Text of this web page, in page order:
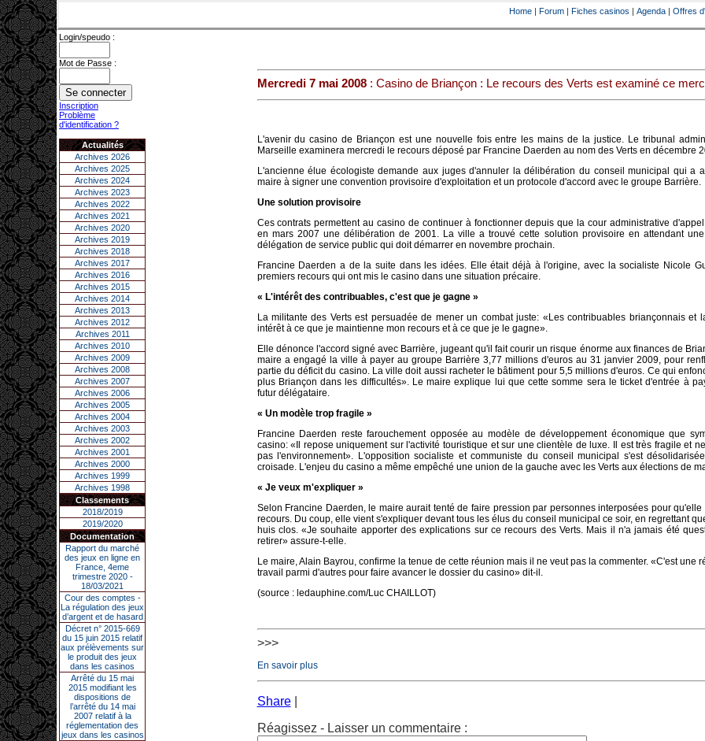
Home | Forum | Fiches casinos | Agenda | Offres
Login/speudo :
Mot de Passe :
Inscription
Problème
d'identification ?
Actualités
Archives 2026
Archives 2025
Archives 2024
Archives 2023
Archives 2022
Archives 2021
Archives 2020
Archives 2019
Archives 2018
Archives 2017
Archives 2016
Archives 2015
Archives 2014
Archives 2013
Archives 2012
Archives 2011
Archives 2010
Archives 2009
Archives 2008
Archives 2007
Archives 2006
Archives 2005
Archives 2004
Archives 2003
Archives 2002
Archives 2001
Archives 2000
Archives 1999
Archives 1998
Classements
2018/2019
2019/2020
Documentation
Rapport du marché
des jeux en ligne en
France, 4eme
trimestre 2020 -
18/03/2021
Cour des comptes -
La régulation des jeux
d’argent et de hasard
Décret n° 2015-669
du 15 juin 2015 relatif
aux prélèvements sur
le produit des jeux
dans les casinos
Arrêté du 15 mai
2015 modifiant les
dispositions de
l’arrêté du 14 mai
2007 relatif à la
réglementation des
jeux dans les casinos
Mercredi 7 mai 2008: Casino de Briançon : Le recours des Verts est examiné ce
L'avenir du casino de Briançon est une nouvelle fois entre les mains de la justice. Le tribunal
Marseille examinera mercredi le recours déposé par Francine Daerden au nom des Verts en décembre
L'ancienne élue écologiste demande aux juges d'annuler la délibération du conseil municipal qui a
maire à signer une convention provisoire d'exploitation et un protocole d'accord avec le groupe Barrière.
Une solution provisoire
Ces contrats permettent au casino de continuer à fonctionner depuis que la cour administrative
en mars 2007 une délibération de 2001. La ville a trouvé cette solution provisoire en attendant
délégation de service public qui doit démarrer en novembre prochain.
Francine Daerden a de la suite dans les idées. Elle était déjà à l'origine, avec la socialiste Nicole
premiers recours qui ont mis le casino dans une situation précaire.
« L'intérêt des contribuables, c'est que je gagne »
La militante des Verts est persuadée de mener un combat juste: «Les contribuables briançonnais et
intérêt à ce que je maintienne mon recours et à ce que je le gagne».
Elle dénonce l'accord signé avec Barrière, jugeant qu'il fait courir un risque énorme aux finances de
maire a engagé la ville à payer au groupe Barrière 3,77 millions d'euros au 31 janvier 2009, pour
partie du déficit du casino. La ville doit aussi racheter le bâtiment pour 5,5 millions d'euros. Ce qui
plus Briançon dans les difficultés». Le maire explique lui que cette somme sera le ticket d'entrée à
futur délégataire.
« Un modèle trop fragile »
Francine Daerden reste farouchement opposée au modèle de développement économique que
casino: «Il repose uniquement sur l'activité touristique et sur une clientèle de luxe. Il est très fragile et
pas l'environnement». L'opposition socialiste et communiste du conseil municipal s'est
croisade. L'enjeu du casino a même empêché une union de la gauche avec les Verts aux élections de
« Je veux m'expliquer »
Selon Francine Daerden, le maire aurait tenté de faire pression par personnes interposées pour qu'elle
recours. Du coup, elle vient s'expliquer devant tous les élus du conseil municipal ce soir, en regrettant
huis clos. «Je souhaite apporter des explications sur ce recours des Verts. Mais il n'a jamais été
retirer» assure-t-elle.
Le maire, Alain Bayrou, confirme la tenue de cette réunion mais il ne veut pas la commenter. «C'est une
travail parmi d'autres pour faire avancer le dossier du casino» dit-il.
(source : ledauphine.com/Luc CHAILLOT)
>>>
En savoir plus
Share
Réagissez - Laisser un commentaire :